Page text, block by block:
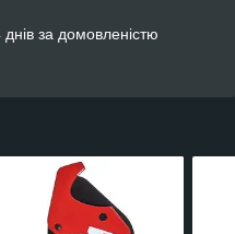
за домовленістю